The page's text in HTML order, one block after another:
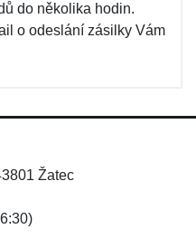
do několika hodin.
o odeslání zásilky Vám
Žatec